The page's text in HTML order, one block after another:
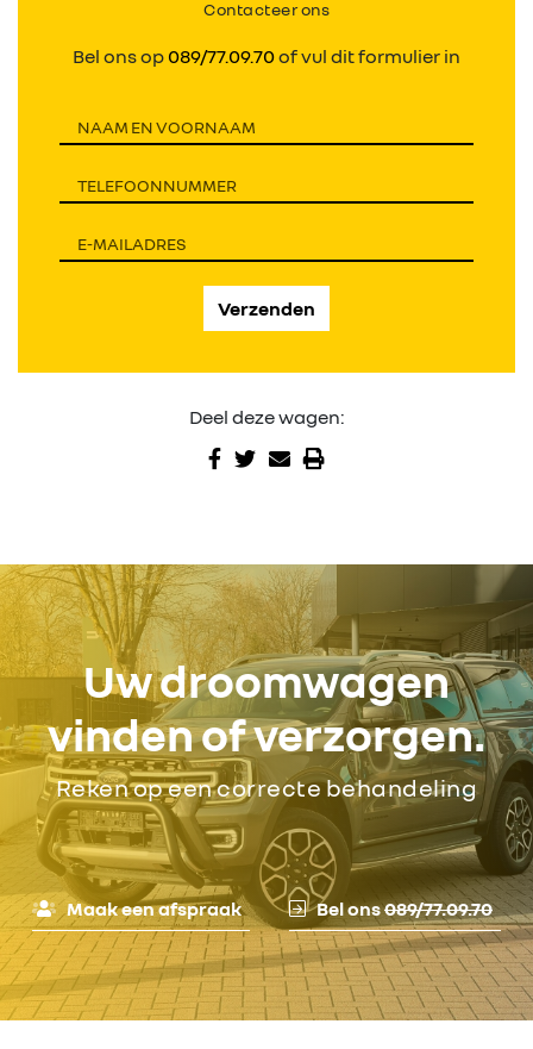
Contacteer ons
Bel ons op 089/77.09.70of vul dit formulier in
Verzenden
Deel deze wagen:
Uw droomwagen
vinden of verzorgen.
Reken op een correcte behandeling
Maak een afspraak Bel ons089/77.09.70